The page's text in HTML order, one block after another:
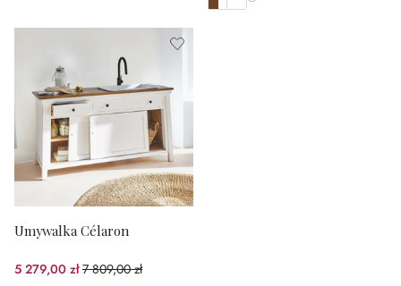
Pokaż wszystkie kolory
Umywalka Célaron
5 279,00 zł7 809,00 zł
(32.4%spared)